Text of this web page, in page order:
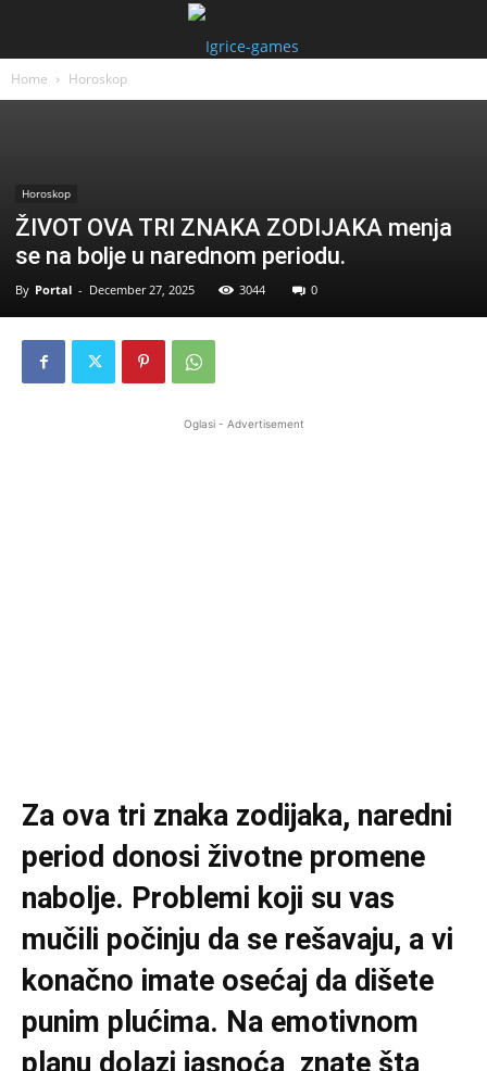
Home Horoskop
Horoskop
ŽIVOT OVA TRI ZNAKA ZODIJAKA menja
se na bolje u narednom periodu.
By Portal - December 27, 2025 3044 0
Oglasi - Advertisement
Za ova tri znaka zodijaka, naredni
period donosi životne promene
nabolje. Problemi koji su vas
mučili počinju da se rešavaju, a vi
konačno imate osećaj da dišete
punim plućima. Na emotivnom
planu dolazi jasnoća znate šta